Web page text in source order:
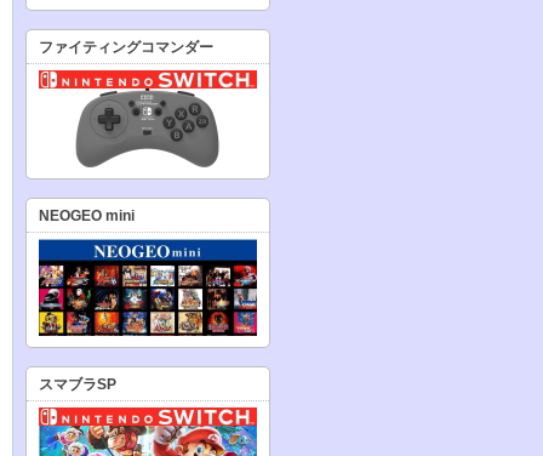
ファイティングコマンダー
NEOGEO mini
スマブラSP